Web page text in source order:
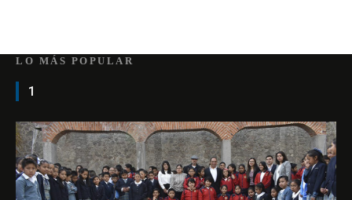
LO MÁS POPULAR
1